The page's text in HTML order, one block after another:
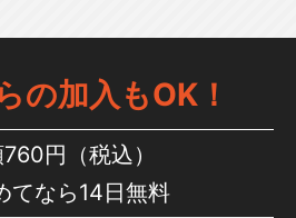
の加入もOK！
円（税込）
てなら14日無料